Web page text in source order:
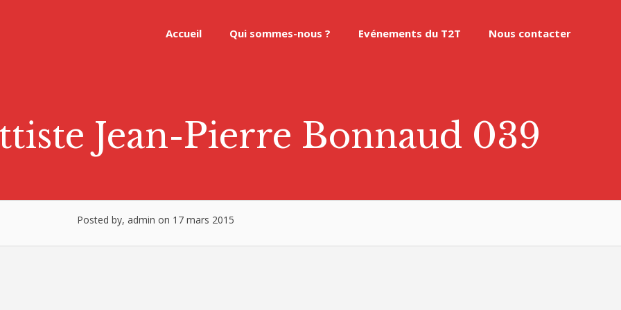
Accueil Qui sommes-nous ? Evénements du T2T Nous contacter
Jean-Pierre Bonnaud 039
Posted by, admin on 17 mars 2015